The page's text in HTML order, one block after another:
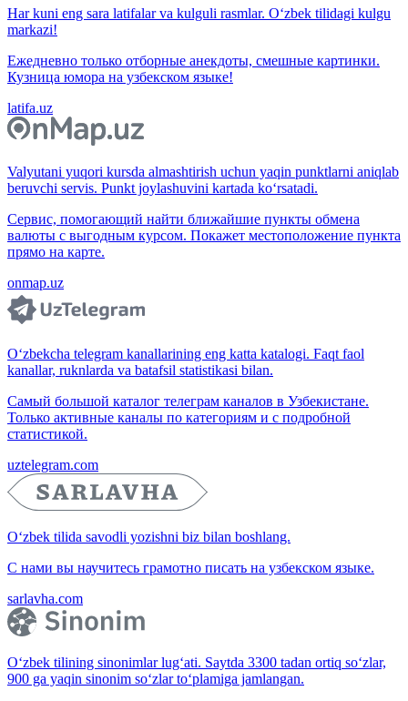
Har kuni eng sara latifalar va kulguli rasmlar. O‘zbek tilidagi kulgu
markazi!
Ежедневно только отборные анекдоты, смешные картинки.
Кузница юмора на узбекском языке!
latifa.uz
Valyutani yuqori kursda almashtirish uchun yaqin punktlarni aniqlab
beruvchi servis. Punkt joylashuvini kartada ko‘rsatadi.
Сервис, помогающий найти ближайшие пункты обмена
валюты с выгодным курсом. Покажет местоположение пункта
прямо на карте.
onmap.uz
O‘zbekcha telegram kanallarining eng katta katalogi. Faqt faol
kanallar, ruknlarda va batafsil statistikasi bilan.
Самый большой каталог телеграм каналов в Узбекистане.
Только активные каналы по категориям и с подробной
статистикой.
uztelegram.com
O‘zbek tilida savodli yozishni biz bilan boshlang.
С нами вы научитесь грамотно писать на узбекском языке.
sarlavha.com
O‘zbek tilining sinonimlar lug‘ati. Saytda 3300 tadan ortiq so‘zlar,
900 ga yaqin sinonim so‘zlar to‘plamiga jamlangan.